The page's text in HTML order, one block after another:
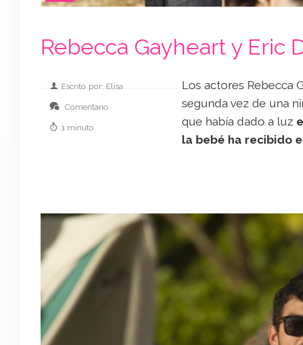
Rebecca Gayheart y Eric
Escrito por: Elisa
Comentario
1 minuto
Los actores Rebecca
segunda vez de una
que había dado a luz
la bebé ha recibido